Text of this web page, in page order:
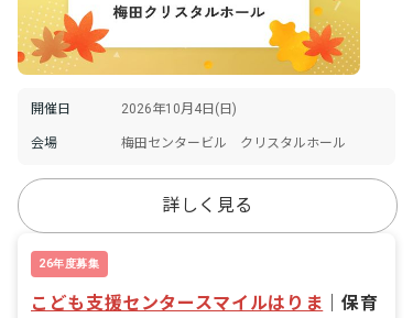
開催日 2026年10月4日(日)
会場 梅田センタービル クリスタルホール
詳しく見る
26年度募集
こども支援センタースマイルはりま
保育